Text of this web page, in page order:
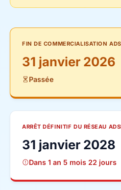
FIN DE COMMERCIALISATION
31 janvier 2026
Passée
ARRÊT DÉFINITIF DU RÉSEAU
31 janvier 2028
Dans 1 an 5 mois 22 jours